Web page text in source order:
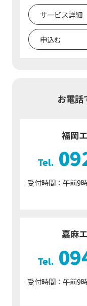
サービス詳細
申込む
お電話
福岡
受付時間：午前9
嘉麻
受付時間：午前9